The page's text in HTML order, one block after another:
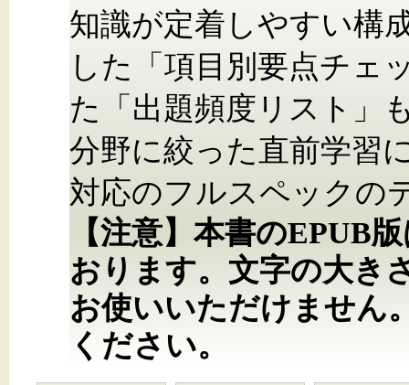
知識が定着しやすい構
した「項目別要点チェ
た「出題頻度リスト」
分野に絞った直前学習
対応のフルスペックの
【注意】本書のEPUB
おります。文字の大き
お使いいただけません
ください。